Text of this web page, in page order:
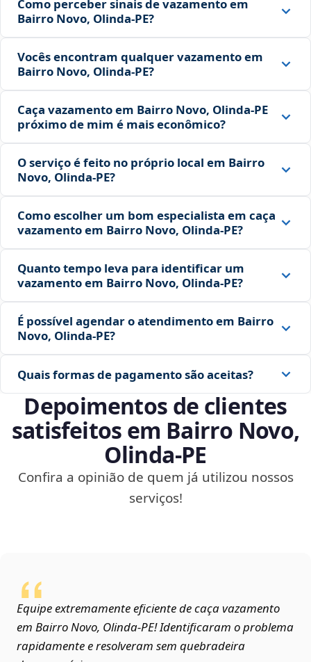
Como perceber sinais de vazamento em
Bairro Novo, Olinda‑PE?
Vocês encontram qualquer vazamento em
Bairro Novo, Olinda‑PE?
Caça vazamento em Bairro Novo, Olinda‑PE
próximo de mim é mais econômico?
O serviço é feito no próprio local em Bairro
Novo, Olinda‑PE?
Como escolher um bom especialista em caça
vazamento em Bairro Novo, Olinda‑PE?
Quanto tempo leva para identificar um
vazamento em Bairro Novo, Olinda‑PE?
É possível agendar o atendimento em Bairro
Novo, Olinda‑PE?
Quais formas de pagamento são aceitas?
Depoimentos de clientes
satisfeitos em Bairro Novo,
Olinda‑PE
Confira a opinião de quem já utilizou nossos
serviços!
Equipe extremamente eficiente de caça vazamento
em Bairro Novo, Olinda‑PE! Identificaram o problema
rapidamente e resolveram sem quebradeira